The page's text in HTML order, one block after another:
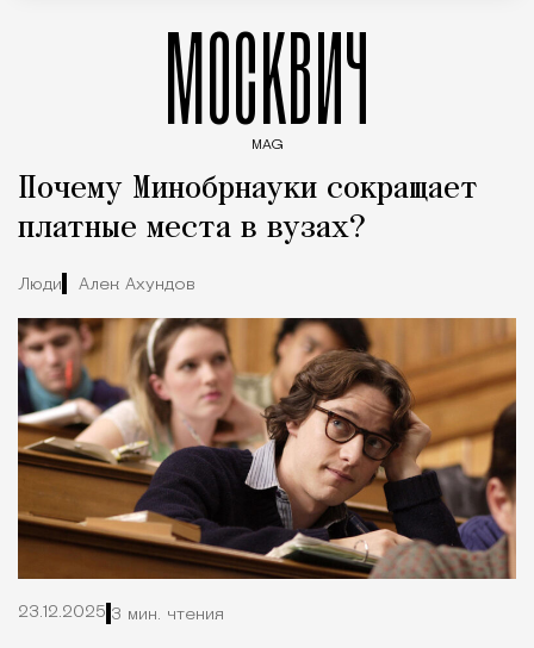
МОСКВИЧ
MAG
Почему Минобрнауки сокращает
платные места в вузах?
Люди Алек Ахундов
23.12.2025 3 мин. чтения